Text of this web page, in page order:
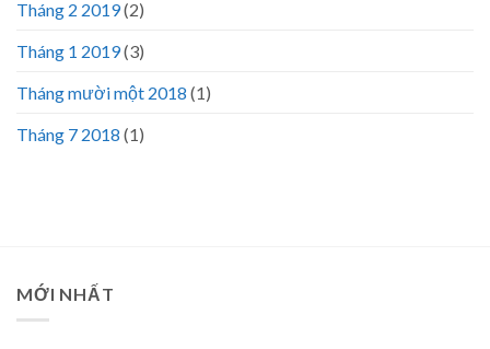
Tháng 2 2019(2)
Tháng 1 2019(3)
Tháng mười một 2018 (1)
Tháng 7 2018 (1)
MỚI NHẤT